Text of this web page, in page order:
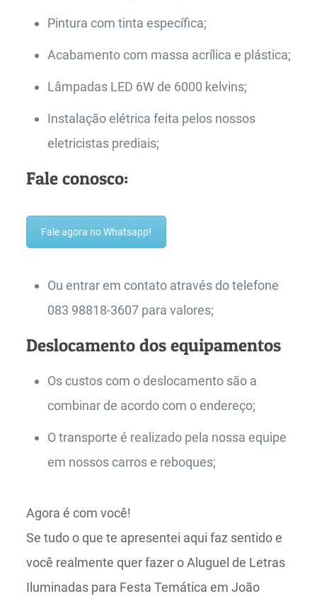
Pintura com tinta específica;
Acabamento com massa acrílica e plástica;
Lâmpadas LED 6W de 6000 kelvins;
Instalação elétrica feita pelos nossos
eletricistas prediais;
Fale conosco:
Fale agora no Whatsapp!
Ou entrar em contato através do telefone
083 98818-3607 para valores;
Deslocamento dos equipamentos
Os custos com o deslocamento são a
combinar de acordo com o endereço;
O transporte é realizado pela nossa equipe
em nossos carros e reboques;
Agora é com você!
Se tudo o que te apresentei aqui faz sentido e
você realmente quer fazer o Aluguel de Letras
Iluminadas para Festa Temática em João